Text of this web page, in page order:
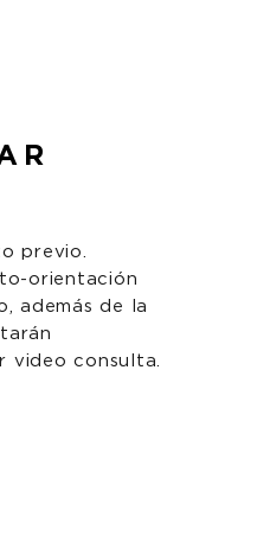
previo.
orientación
además de la
video consulta.